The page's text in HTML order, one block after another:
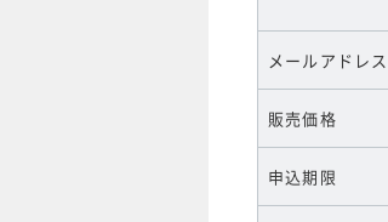
メールアドレス
販売価格
申込期限